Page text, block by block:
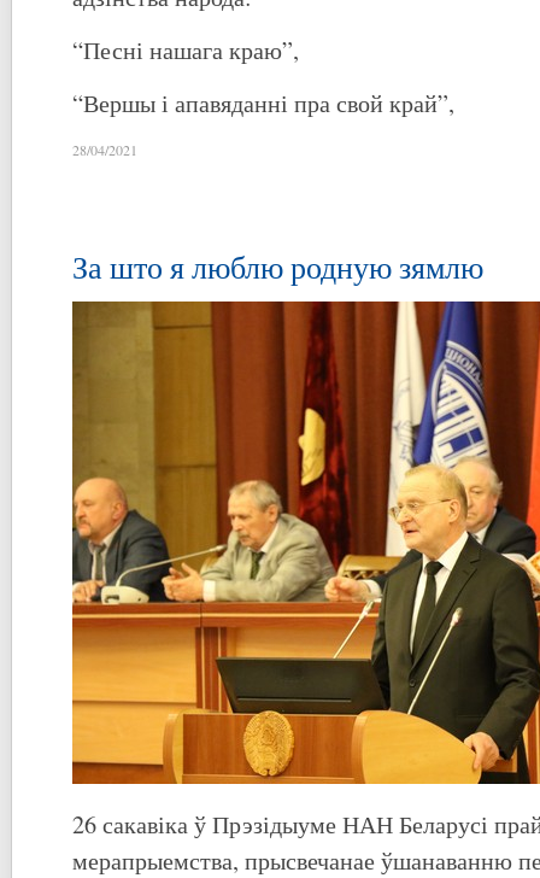
“Песні нашага краю”,
“Вершы і апавяданні пра свой край”,
28/04/2021
За што я люблю родную зямлю
26 сакавіка ў Прэзідыуме НАН Беларусі
мерапрыемства, прысвечанае ўшанаванню